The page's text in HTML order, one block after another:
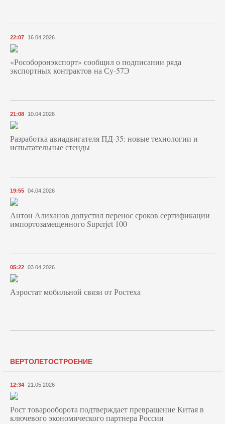
22:07 16.04.2026
«Рособоронэкспорт» сообщил о подписании ряда
экспортных контрактов на Су-57Э
21:08 10.04.2026
Разработка авиадвигателя ПД-35: новые технологии и
испытательные стенды
19:55 04.04.2026
Антон Алиханов допустил перенос сроков сертификации
импортозамещенного Superjet 100
05:22 03.04.2026
Аэростат мобильной связи от Ростеха
ВЕРТОЛЕТОСТРОЕНИЕ
12:34 21.05.2026
Рост товарооборота подтверждает превращение Китая в
ключевого экономического партнера России